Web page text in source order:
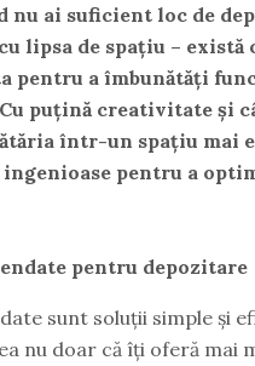
nu ai suficient loc de
lipsa de spațiu –
pentru a îmbunătăți
puțină creativitate și
într-un spațiu mai
pentru a
pentru depozitare
sunt soluții simple și
nu doar că îți oferă